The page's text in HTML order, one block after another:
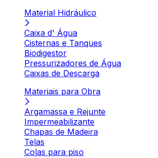
Material Hidráulico
Caixa d' Água
Cisternas e Tanques
Biodigestor
Pressurizadores de Água
Caixas de Descarga
Materiais para Obra
Argamassa e Rejunte
Impermeabilizante
Chapas de Madeira
Telas
Colas para piso